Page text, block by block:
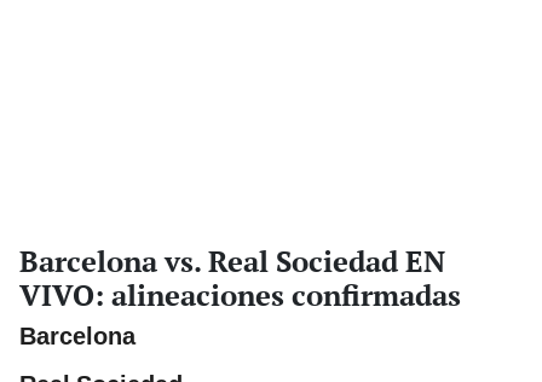
Barcelona vs. Real Sociedad EN
VIVO: alineaciones confirmadas
Barcelona